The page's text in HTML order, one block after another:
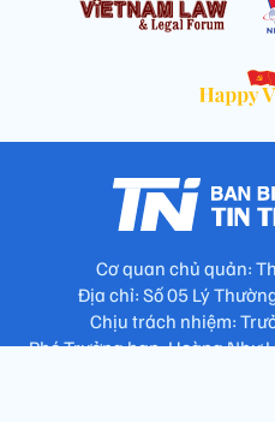
Cơ quan chủ quản:
Địa chỉ: Số 05 Lý
Chịu trách nhiệm:
Phó Trưởng ban: Hoàng Như